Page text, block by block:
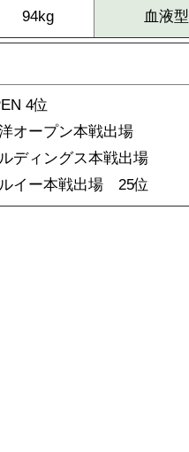
94kg 血液型
4位
オープン本戦出場
ディングス本戦出場
イー本戦出場 25位